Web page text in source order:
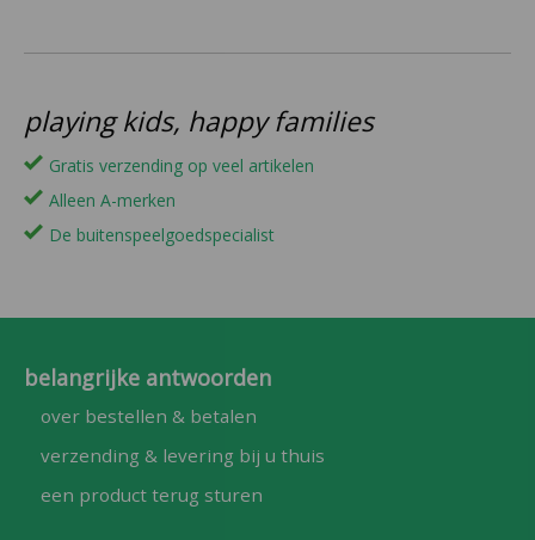
playing kids, happy families
Gratis verzending op veel artikelen
Alleen A-merken
De buitenspeelgoedspecialist
belangrijke antwoorden
over bestellen & betalen
verzending & levering bij u thuis
een product terug sturen